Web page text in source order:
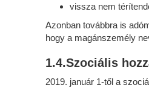
vissza nem
Azonban továbbra is
hogy a magánszemély
1.4.Szociális
2019. január 1-től a